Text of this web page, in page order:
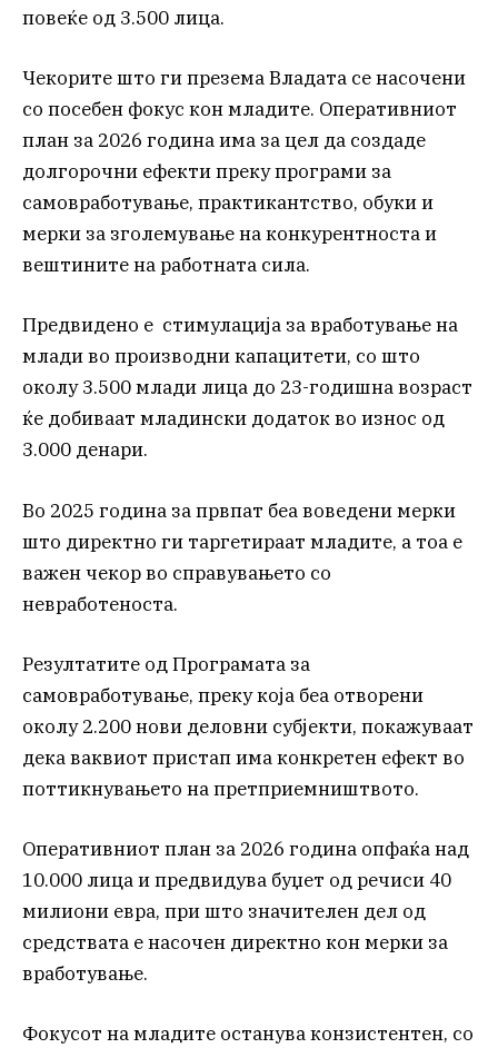
повеќе од 3.500 лица.
Чекорите што ги презема Владата се насочени
со посебен фокус кон младите. Оперативниот
план за 2026 година има за цел да создаде
долгорочни ефекти преку програми за
самовработување, практикантство, обуки и
мерки за зголемување на конкурентноста и
вештините на работната сила.
Предвидено е стимулација за вработување на
млади во производни капацитети, со што
околу 3.500 млади лица до 23-годишна возраст
ќе добиваат младински додаток во износ од
3.000 денари.
Во 2025 година за првпат беа воведени мерки
што директно ги таргетираат младите, а тоа е
важен чекор во справувањето со
невработеноста.
Резултатите од Програмата за
самовработување, преку која беа отворени
околу 2.200 нови деловни субјекти, покажуваат
дека ваквиот пристап има конкретен ефект во
поттикнувањето на претприемништвото.
Оперативниот план за 2026 година опфаќа над
10.000 лица и предвидува буџет од речиси 40
милиони евра, при што значителен дел од
средствата е насочен директно кон мерки за
вработување.
Фокусот на младите останува конзистентен, со